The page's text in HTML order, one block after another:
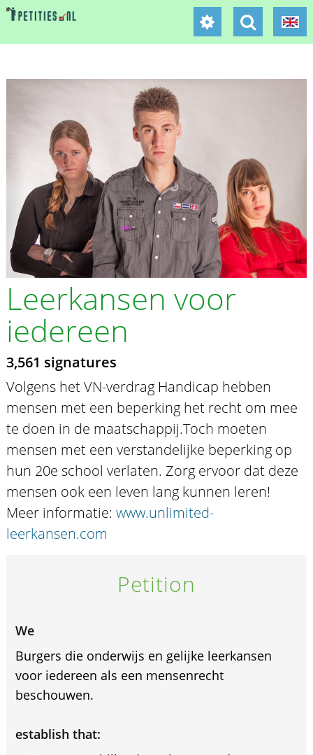
Leerkansen voor
iedereen
3,561 signatures
Volgens het VN-verdrag Handicap hebben
mensen met een beperking het recht om mee
te doen in de maatschappij. ​Toch moeten
mensen met een verstandelijke beperking op
hun 20e school verlaten. Zorg ervoor dat deze
mensen ook een leven lang kunnen leren!
Meer informatie: www.unlimited-
leerkansen.com
Petition
We
Burgers die onderwijs en gelijke leerkansen
voor iedereen als een mensenrecht
beschouwen.
establish that: